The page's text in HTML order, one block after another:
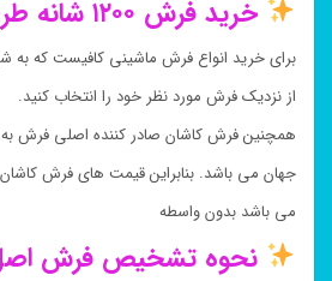
خرید فرش ۱۲۰۰ شانه طرح رایحه کاربنی:
برای خرید انواع فرش ماشینی کافیست که به
از نزدیک فرش مورد نظر خود را انتخاب کنید.
همچنین فرش کاشان صادر کننده اصلی فرش
جهان می باشد. بنابراین قیمت های فرش
می باشد بدون واسطه
نحوه تشخیص فرش اصل